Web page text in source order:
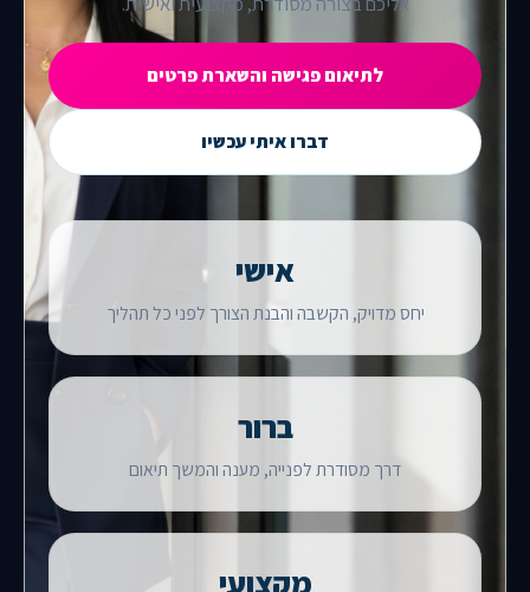
לתיאום פגישה והשארת פרטים
דברו איתי עכשיו
אישי
יחס מדויק, הקשבה והבנת הצורך לפני כל תהליך
ברור
דרך מסודרת לפנייה, מענה והמשך תיאום
מקצועי